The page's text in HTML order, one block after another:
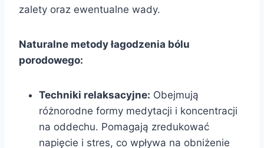
zalety oraz ewentualne wady.
Naturalne metody łagodzenia bólu
porodowego:
Techniki relaksacyjne: Obejmują
różnorodne formy medytacji i koncentracji
na oddechu. Pomagają zredukować
napięcie i stres, co wpływa na obniżenie